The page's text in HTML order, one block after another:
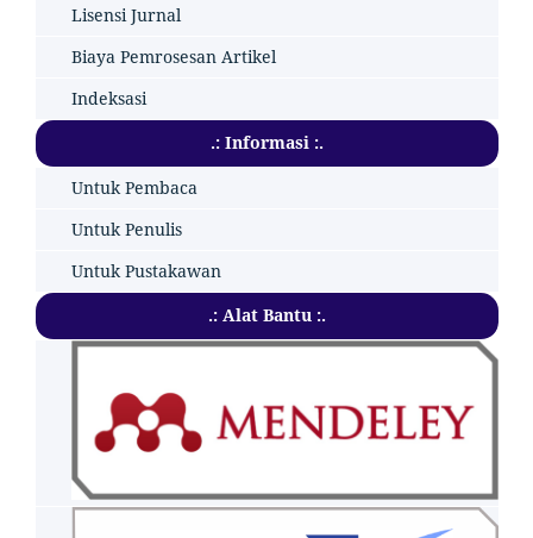
Lisensi Jurnal
Biaya Pemrosesan Artikel
Indeksasi
.: Informasi :.
Untuk Pembaca
Untuk Penulis
Untuk Pustakawan
.: Alat Bantu :.